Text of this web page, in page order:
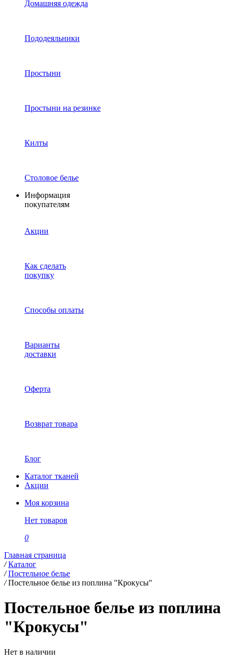
Домашняя одежда
Пододеяльники
Простыни
Простыни на резинке
Килты
Столовое белье
Информация
покупателям
Акции
Как сделать
покупку
Способы оплаты
Варианты
доставки
Оферта
Возврат товара
Блог
Каталог тканей
Акции
Моя корзина
Нет товаров
0
Главная страница
/ Каталог
/ Постельное белье
/ Постельное белье из поплина "Крокусы"
Постельное белье из поплина
"Крокусы"
Нет в наличии